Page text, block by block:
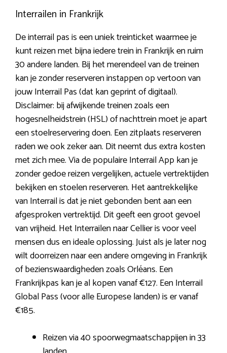
Interrailen in Frankrijk
De interrail pas is een uniek treinticket waarmee je
kunt reizen met bijna iedere trein in Frankrijk en ruim
30 andere landen. Bij het merendeel van de treinen
kan je zonder reserveren instappen op vertoon van
jouw Interrail Pas (dat kan geprint of digitaal).
Disclaimer: bij afwijkende treinen zoals een
hogesnelheidstrein (HSL) of nachttrein moet je apart
een stoelreservering doen. Een zitplaats reserveren
raden we ook zeker aan. Dit neemt dus extra kosten
met zich mee. Via de populaire Interrail App kan je
zonder gedoe reizen vergelijken, actuele vertrektijden
bekijken en stoelen reserveren. Het aantrekkelijke
van Interrail is dat je niet gebonden bent aan een
afgesproken vertrektijd. Dit geeft een groot gevoel
van vrijheid. Het Interrailen naar Cellier is voor veel
mensen dus en ideale oplossing. Juist als je later nog
wilt doorreizen naar een andere omgeving in Frankrijk
of bezienswaardigheden zoals Orléans. Een
Frankrijkpas kan je al kopen vanaf €127. Een Interrail
Global Pass (voor alle Europese landen) is er vanaf
€185.
Reizen via 40 spoorwegmaatschappijen in 33